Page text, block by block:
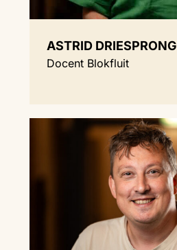
ASTRID DRIESPRONG
Docent Blokfluit